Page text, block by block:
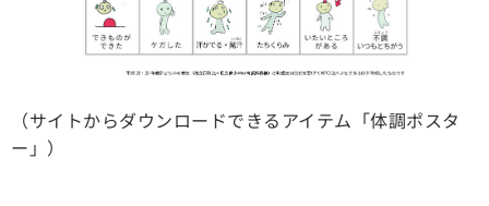
（サイトからダウンロードできるアイテム「体調ポスタ
ー」）